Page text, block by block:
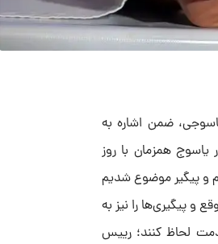
ضمن اشاره به
همزمان با روز
و پیگیر موضوع شدیم
و پیگیری‌ها را نیز به
لحاظ کنند؛ رییس